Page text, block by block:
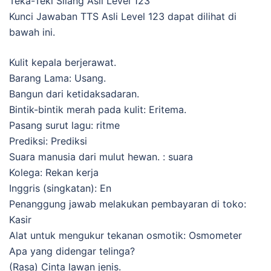
Kunci Jawaban TTS Asli Level 123 dapat dilihat di
bawah ini.
Kulit kepala berjerawat.
Barang Lama: Usang.
Bangun dari ketidaksadaran.
Bintik-bintik merah pada kulit: Eritema.
Pasang surut lagu: ritme
Prediksi: Prediksi
Suara manusia dari mulut hewan. : suara
Kolega: Rekan kerja
Inggris (singkatan): En
Penanggung jawab melakukan pembayaran di toko:
Kasir
Alat untuk mengukur tekanan osmotik: Osmometer
Apa yang didengar telinga?
(Rasa) Cinta lawan jenis.